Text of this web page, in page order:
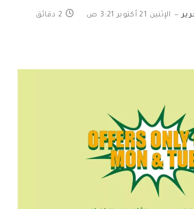
الإثنين 21 أكتوبر 3:21 ص 2 دقائق